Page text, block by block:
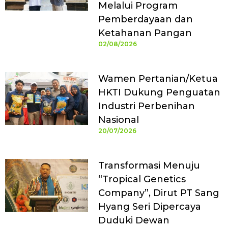
Melalui Program
Pemberdayaan dan
Ketahanan Pangan
02/08/2026
Wamen Pertanian/Ketua
HKTI Dukung Penguatan
Industri Perbenihan
Nasional
20/07/2026
Transformasi Menuju
“Tropical Genetics
Company”, Dirut PT Sang
Hyang Seri Dipercaya
Duduki Dewan